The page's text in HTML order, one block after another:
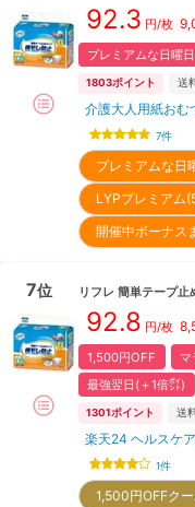
92.3 円/枚
プレミアムな日曜
1803ポイント 送
介護大人用紙おむ
7件
プレミアムな
LYPプレミア
開催中ボーナ
7位 リフレ 簡単テープ止
92.8 円/枚
1,500円OFF マ
最強翌日(＋1倍㌽)
1301ポイント 送
楽天24 ヘルスケ
1件
1,500円OFFク